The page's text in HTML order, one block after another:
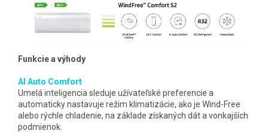
Funkcie a výhody
AI Auto Comfort
Umelá inteligencia sleduje užívateľské preferencie a
automaticky nastavuje režim klimatizácie, ako je Wind-Free
alebo rýchle chladenie, na základe získaných dát a vonkajších
podmienok.